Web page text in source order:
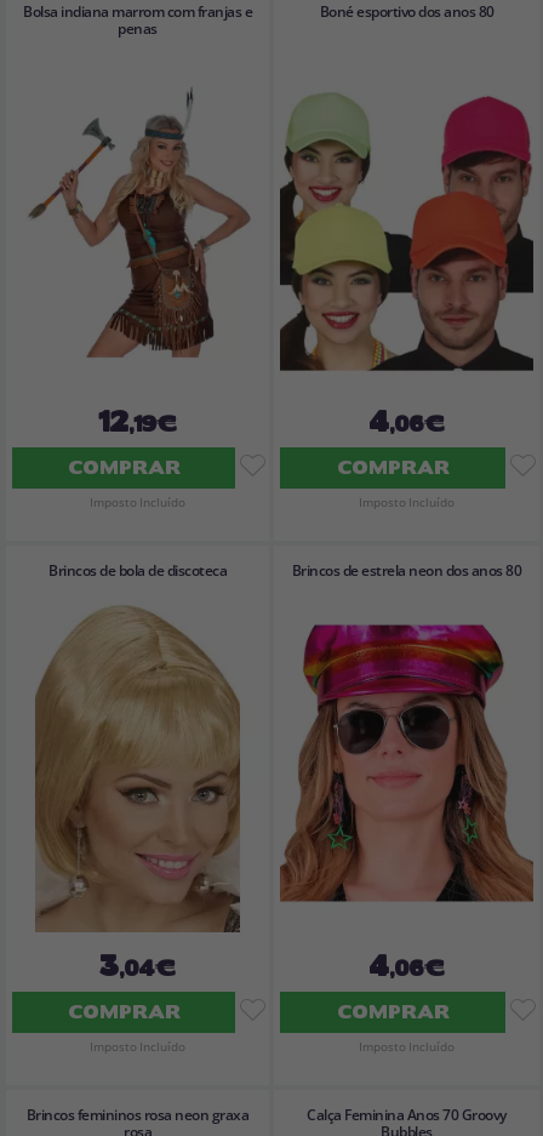
Bolsa indiana marrom com franjas e
penas
12,19€
COMPRAR
Imposto Incluído
Boné esportivo dos anos 80
4,06€
COMPRAR
Imposto Incluído
Brincos de bola de discoteca
3,04€
COMPRAR
Imposto Incluído
Brincos de estrela neon dos anos 80
4,06€
COMPRAR
Imposto Incluído
Brincos femininos rosa neon graxa
rosa
Calça Feminina Anos 70 Groovy
Bubbles